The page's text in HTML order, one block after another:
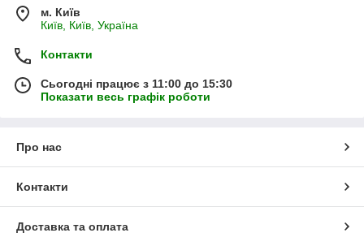
м. Київ
Київ, Київ, Україна
Контакти
Сьогодні працює з 11:00 до 15:30
Показати весь графік роботи
Про нас
Контакти
Доставка та оплата